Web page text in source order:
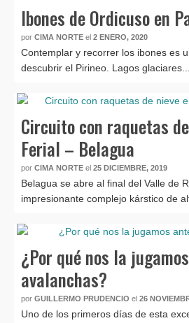
Ibones de Ordicuso en
por CIMA NORTE el 2 ENERO, 2020
Contemplar y recorrer los ibones es
descubrir el Pirineo. Lagos glaciares...
Circuito con raquetas
Ferial – Belagua
por CIMA NORTE el 25 DICIEMBRE, 2019
Belagua se abre al final del Valle de
impresionante complejo kárstico de
¿Por qué nos la
avalanchas?
por GUILLERMO PRUDENCIO el 26
Uno de los primeros días de esta